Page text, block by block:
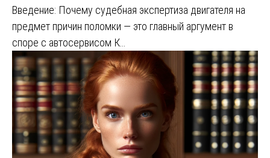
Введение: Почему судебная экспертиза двигателя на
предмет причин поломки — это главный аргумент в
споре с автосервисом К…